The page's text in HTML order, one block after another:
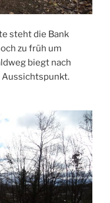
steht die Bank
zu früh um
biegt nach
Aussichtspunkt.